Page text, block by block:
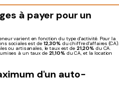
à payer pour un
varient en fonction du type d'activité. Pour la
sociales est de 12,30% du chiffre d'affaires (CA).
ou artisanales, le taux est de 21,20% du CA.
à un taux de 21,10% du CA, et la location
d'un auto-